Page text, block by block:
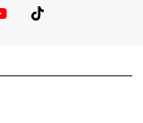
You TubeTikTok